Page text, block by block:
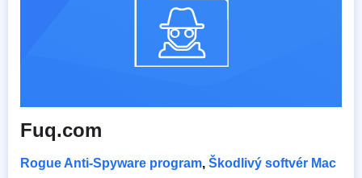
Fuq.com
Rogue Anti-Spyware program, Škodlivý softvér Mac